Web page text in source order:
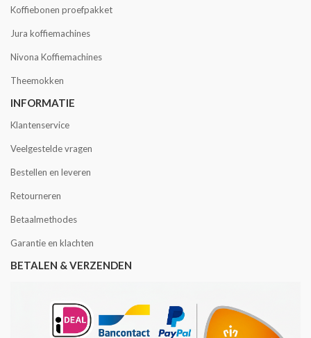
Koffiebonen proefpakket
Jura koffiemachines
Nivona Koffiemachines
Theemokken
INFORMATIE
Klantenservice
Veelgestelde vragen
Bestellen en leveren
Retourneren
Betaalmethodes
Garantie en klachten
BETALEN & VERZENDEN